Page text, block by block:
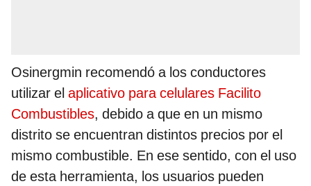
Osinergmin recomendó a los conductores
utilizar el aplicativo para celulares Facilito
Combustibles, debido a que en un mismo
distrito se encuentran distintos precios por el
mismo combustible. En ese sentido, con el uso
de esta herramienta, los usuarios pueden